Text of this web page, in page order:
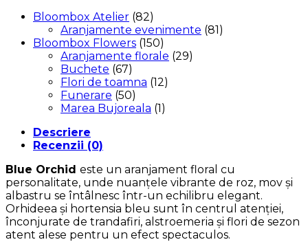
Bloombox Atelier (82)
Aranjamente evenimente (81)
Bloombox Flowers (150)
Aranjamente florale (29)
Buchete (67)
Flori de toamna (12)
Funerare (50)
Marea Bujoreala (1)
Descriere
Recenzii (0)
Blue Orchid este un aranjament floral cu
personalitate, unde nuanțele vibrante de roz, mov și
albastru se întâlnesc într-un echilibru elegant.
Orhideea și hortensia bleu sunt în centrul atenției,
înconjurate de trandafiri, alstroemeria și flori de sezon
atent alese pentru un efect spectaculos.